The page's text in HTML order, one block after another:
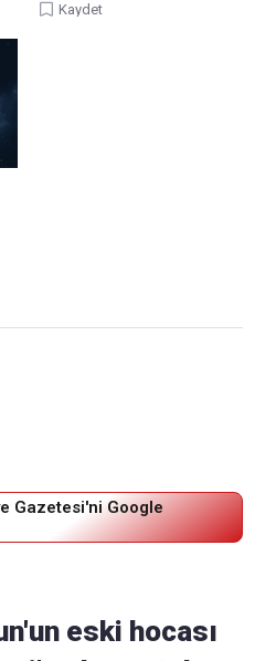
Kaydet
Gazetesi'ni Google
eski hocası